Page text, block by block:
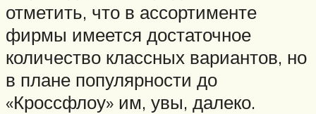
отметить, что в ассортименте
фирмы имеется достаточное
количество классных вариантов, но
в плане популярности до
«Кроссфлоу» им, увы, далеко.